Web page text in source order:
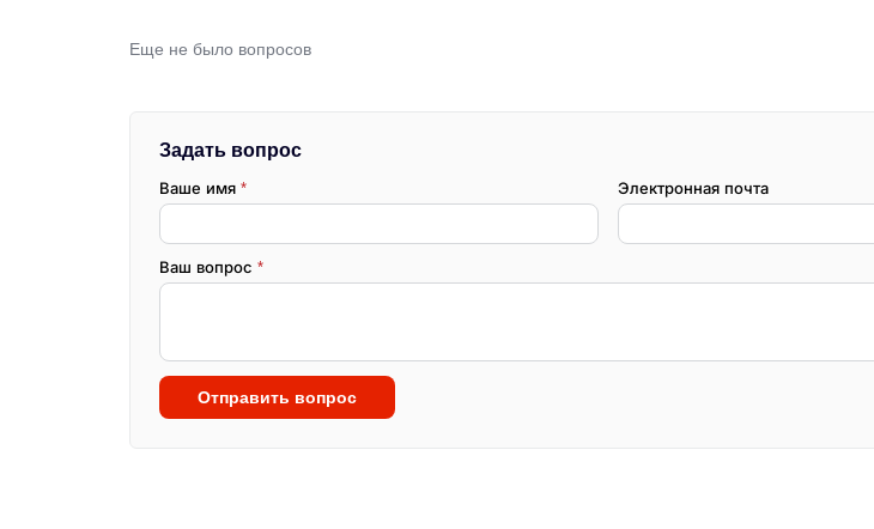
Еще не было вопросов
Задать вопрос
Ваше имя * Электронная почта
Ваш вопрос *
Отправить вопрос